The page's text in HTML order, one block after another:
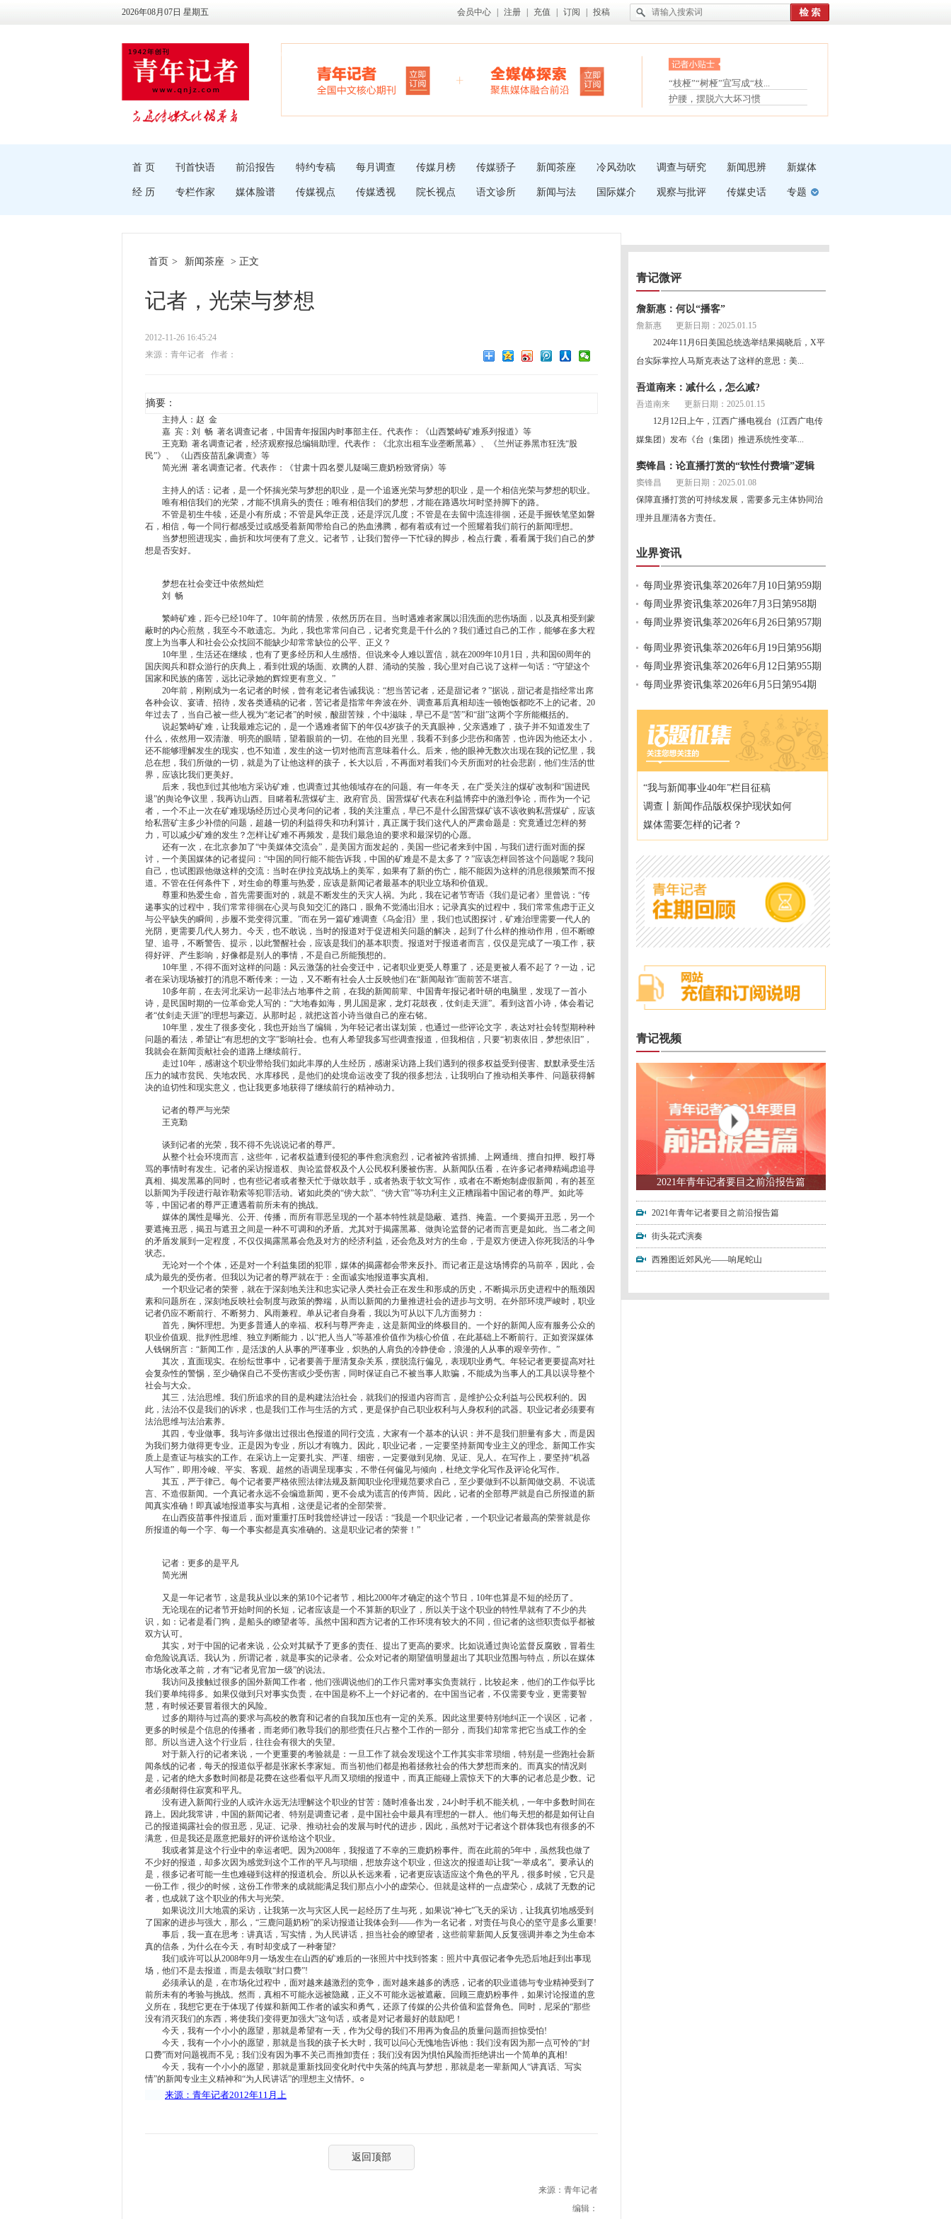
2026年08月07日 星期五 会员中心 注册 充值 订阅 投稿
眼白变红或是结膜下出血
“枝桠”“树桠”宜写成“枝...
夏天缓解疲劳有三招
护腰，摆脱六大坏习惯
受伤了冰敷还是热敷
首 页 刊首快语 前沿报告 特约专稿 每月调查 传媒月榜 传媒骄子 新闻茶座 冷风劲吹 调查与研究 新闻思辨 新媒体
经 历 专栏作家 媒体脸谱 传媒视点 传媒透视 院长视点 语文诊所 新闻与法 国际媒介 观察与批评 传媒史话 专题
首页 > 新闻茶座 > 正文
记者，光荣与梦想
2012-11-26 16:45:24
来源：青年记者
作者：
摘要：
主持人：赵 金
嘉 宾：刘 畅 著名调查记者，中国青年报国内时事部主任。代表作：《山西繁峙矿难系列报道》等
王克勤 著名调查记者，经济观察报总编辑助理。代表作：《北京出租车业垄断黑幕》、《兰州证券黑市狂洗“股
民”》、 《山西疫苗乱象调查》等
简光洲 著名调查记者。代表作：《甘肃十四名婴儿疑喝三鹿奶粉致肾病》等
主持人的话：记者，是一个怀揣光荣与梦想的职业，是一个追逐光荣与梦想的职业，是一个相信光荣与梦想的职业。
唯有相信我们的光荣，才能不惧肩头的责任；唯有相信我们的梦想，才能在路遇坎坷时坚持脚下的路。
不管是初生牛犊，还是小有所成；不管是风华正茂，还是浮沉几度；不管是在去留中流连徘徊，还是手握铁笔坚如磐
石，相信，每一个同行都感受过或感受着新闻带给自己的热血沸腾，都有着或有过一个照耀着我们前行的新闻理想。
当梦想照进现实，曲折和坎坷便有了意义。记者节，让我们暂停一下忙碌的脚步，检点行囊，看看属于我们自己的梦
想是否安好。
梦想在社会变迁中依然灿烂
刘 畅
繁峙矿难，距今已经10年了。10年前的情景，依然历历在目。当时遇难者家属以泪洗面的悲伤场面，以及真相受到蒙
蔽时的内心煎熬，我至今不敢遗忘。为此，我也常常问自己，记者究竟是干什么的？我们通过自己的工作，能够在多大程
度上为当事人和社会公众找回不能缺少却常常缺位的公平、正义？
10年里，生活还在继续，也有了更多经历和人生感悟。但说来令人难以置信，就在2009年10月1日，共和国60周年的
国庆阅兵和群众游行的庆典上，看到壮观的场面、欢腾的人群、涌动的笑脸，我心里对自己说了这样一句话：“守望这个
国家和民族的痛苦，远比记录她的辉煌更有意义。”
20年前，刚刚成为一名记者的时候，曾有老记者告诫我说：“想当苦记者，还是甜记者？”据说，甜记者是指经常出席
各种会议、宴请、招待，发各类通稿的记者，苦记者是指常年奔波在外、调查幕后真相却连一顿饱饭都吃不上的记者。20
年过去了，当自己被一些人视为“老记者”的时候，酸甜苦辣，个中滋味，早已不是“苦”和“甜”这两个字所能概括的。
说起繁峙矿难，让我最难忘记的，是一个遇难者留下的年仅4岁孩子的天真眼神，父亲遇难了，孩子并不知道发生了
什么，依然用一双清澈、明亮的眼睛，望着眼前的一切。在他的目光里，我看不到多少悲伤和痛苦，也许因为他还太小，
还不能够理解发生的现实，也不知道，发生的这一切对他而言意味着什么。后来，他的眼神无数次出现在我的记忆里，我
总在想，我们所做的一切，就是为了让他这样的孩子，长大以后，不再面对着我们今天所面对的社会悲剧，他们生活的世
界，应该比我们更美好。
后来，我也到过其他地方采访矿难，也调查过其他领域存在的问题。有一年冬天，在广受关注的煤矿改制和“国进民
退”的舆论争议里，我再访山西。目睹着私营煤矿主、政府官员、国营煤矿代表在利益博弈中的激烈争论，而作为一个记
者，一个不止一次在矿难现场经历过心灵考问的记者，我的关注重点，早已不是什么国营煤矿该不该收购私营煤矿，应该
给私营矿主多少补偿的问题，超越一切的利益得失和功利算计，真正属于我们这代人的严肃命题是：究竟通过怎样的努
力，可以减少矿难的发生？怎样让矿难不再频发，是我们最急迫的要求和最深切的心愿。
还有一次，在北京参加了“中美媒体交流会”，是美国方面发起的，美国一些记者来到中国，与我们进行面对面的探
讨，一个美国媒体的记者提问：“中国的同行能不能告诉我，中国的矿难是不是太多了？”应该怎样回答这个问题呢？我问
自己，也试图跟他做这样的交流：当时在伊拉克战场上的美军，如果有了新的伤亡，能不能因为这样的消息很频繁而不报
道。不管在任何条件下，对生命的尊重与热爱，应该是新闻记者最基本的职业立场和价值观。
尊重和热爱生命，首先需要面对的，就是不断发生的天灾人祸。为此，我在记者节寄语《我们是记者》里曾说：“传
递事实的过程中，我们常常徘徊在心灵与良知交汇的路口，眼角不觉涌出泪水；记录真实的过程中，我们常常焦虑于正义
与公平缺失的瞬间，步履不觉变得沉重。”而在另一篇矿难调查《乌金泪》里，我们也试图探讨，矿难治理需要一代人的
光阴，更需要几代人努力。今天，也不敢说，当时的报道对于促进相关问题的解决，起到了什么样的推动作用，但不断瞭
望、追寻，不断警告、提示，以此警醒社会，应该是我们的基本职责。报道对于报道者而言，仅仅是完成了一项工作，获
得好评、产生影响，好像都是别人的事情，不是自己所能预想的。
10年里，不得不面对这样的问题：风云激荡的社会变迁中，记者职业更受人尊重了，还是更被人看不起了？一边，记
者在采访现场被打的消息不断传来；一边，又不断有社会人士反映他们在“新闻敲诈”面前苦不堪言。
10多年前，在去河北采访一起非法占地事件之前，在我的新闻前辈、中国青年报记者叶研的电脑里，发现了一首小
诗，是民国时期的一位革命党人写的：“大地春如海，男儿国是家，龙灯花鼓夜，仗剑走天涯”。看到这首小诗，体会着记
者“仗剑走天涯”的理想与豪迈。从那时起，就把这首小诗当做自己的座右铭。
10年里，发生了很多变化，我也开始当了编辑，为年轻记者出谋划策，也通过一些评论文字，表达对社会转型期种种
问题的看法，希望让“有思想的文字”影响社会。也有人希望我多写些调查报道，但我相信，只要“初衷依旧，梦想依旧”，
我就会在新闻贡献社会的道路上继续前行。
走过10年，感谢这个职业带给我们如此丰厚的人生经历，感谢采访路上我们遇到的很多权益受到侵害、默默承受生活
压力的城市贫民、失地农民、水库移民，是他们的处境命运改变了我的很多想法，让我明白了推动相关事件、问题获得解
决的迫切性和现实意义，也让我更多地获得了继续前行的精神动力。
记者的尊严与光荣
王克勤
谈到记者的光荣，我不得不先说说记者的尊严。
从整个社会环境而言，这些年，记者权益遭到侵犯的事件愈演愈烈，记者被跨省抓捕、上网通缉、擅自扣押、殴打辱
骂的事情时有发生。记者的采访报道权、舆论监督权及个人公民权利屡被伤害。从新闻队伍看，在许多记者殚精竭虑追寻
真相、揭发黑幕的同时，也有些记者或者整天忙于做吹鼓手，或者热衷于软文写作，或者在不断炮制虚假新闻，有的甚至
以新闻为手段进行敲诈勒索等犯罪活动。诸如此类的“傍大款”、“傍大官”等功利主义正糟蹋着中国记者的尊严。如此等
等，中国记者的尊严正遭遇着前所未有的挑战。
媒体的属性是曝光、公开、传播，而所有罪恶呈现的一个基本特性就是隐蔽、遮挡、掩盖。一个要揭开丑恶，另一个
要遮掩丑恶，揭丑与遮丑之间是一种不可调和的矛盾。尤其对于揭露黑幕、做舆论监督的记者而言更是如此。当二者之间
的矛盾发展到一定程度，不仅仅揭露黑幕会危及对方的经济利益，还会危及对方的生命，于是双方便进入你死我活的斗争
状态。
无论对一个个体，还是对一个利益集团的犯罪，媒体的揭露都会带来反扑。而记者正是这场博弈的马前卒，因此，会
成为最先的受伤者。但我以为记者的尊严就在于：全面诚实地报道事实真相。
一个职业记者的荣誉，就在于深刻地关注和忠实记录人类社会正在发生和形成的历史，不断揭示历史进程中的瓶颈因
素和问题所在，深刻地反映社会制度与政策的弊端，从而以新闻的力量推进社会的进步与文明。在外部环境严峻时，职业
记者仍应不断前行、不断努力、风雨兼程。单从记者自身看，我以为可从以下几方面努力：
首先，胸怀理想。为更多普通人的幸福、权利与尊严奔走，这是新闻业的终极目的。一个好的新闻人应有服务公众的
职业价值观、批判性思维、独立判断能力，以“把人当人”等基准价值作为核心价值，在此基础上不断前行。正如资深媒体
人钱钢所言：“新闻工作，是活泼的人从事的严谨事业，炽热的人肩负的冷静使命，浪漫的人从事的艰辛劳作。”
其次，直面现实。在纷纭世事中，记者要善于厘清复杂关系，摆脱流行偏见，表现职业勇气。年轻记者更要提高对社
会复杂性的警惕，至少确保自己不受伤害或少受伤害，同时保证自己不被当事人欺骗，不能成为当事人的工具以误导整个
社会与大众。
其三，法治思维。我们所追求的目的是构建法治社会，就我们的报道内容而言，是维护公众利益与公民权利的。因
此，法治不仅是我们的诉求，也是我们工作与生活的方式，更是保护自己职业权利与人身权利的武器。职业记者必须要有
法治思维与法治素养。
其四，专业做事。我与许多做出过很出色报道的同行交流，大家有一个基本的认识：并不是我们胆量有多大，而是因
为我们努力做得更专业。正是因为专业，所以才有魄力。因此，职业记者，一定要坚持新闻专业主义的理念。新闻工作实
质上是查证与核实的工作。在采访上一定要扎实、严谨、细密，一定要做到见物、见证、见人。在写作上，要坚持“机器
人写作”，即用冷峻、平实、客观、超然的语调呈现事实，不带任何偏见与倾向，杜绝文学化写作及评论化写作。
其五，严于律己。每个记者要严格依照法律法规及新闻职业伦理规范要求自己，至少要做到不以新闻做交易、不说谎
言、不造假新闻。一个真记者永远不会编造新闻，更不会成为谎言的传声筒。因此，记者的全部尊严就是自己所报道的新
闻真实准确！即真诚地报道事实与真相，这便是记者的全部荣誉。
在山西疫苗事件报道后，面对重重打压时我曾经讲过一段话：“我是一个职业记者，一个职业记者最高的荣誉就是你
所报道的每一个字、每一个事实都是真实准确的。这是职业记者的荣誉！”
记者：更多的是平凡
简光洲
又是一年记者节，这是我从业以来的第10个记者节，相比2000年才确定的这个节日，10年也算是不短的经历了。
无论现在的记者节开始时间的长短，记者应该是一个不算新的职业了，所以关于这个职业的特性早就有了不少的共
识，如：记者是看门狗，是船头的瞭望者等。虽然中国和西方记者的工作环境有较大的不同，但记者的这些职责似乎都被
双方认可。
其实，对于中国的记者来说，公众对其赋予了更多的责任、提出了更高的要求。比如说通过舆论监督反腐败，冒着生
命危险说真话。我认为，所谓记者，就是事实的记录者。公众对记者的期望值明显超出了其职业范围与特点，所以在媒体
市场化改革之前，才有“记者见官加一级”的说法。
我访问及接触过很多的国外新闻工作者，他们强调说他们的工作只需对事实负责就行，比较起来，他们的工作似乎比
我们要单纯得多。如果仅做到只对事实负责，在中国是称不上一个好记者的。在中国当记者，不仅需要专业，更需要智
慧，有时候还要冒着很大的风险。
过多的期待与过高的要求与高校的教育和记者的自我加压也有一定的关系。因此这里要特别地纠正一个误区，记者，
更多的时候是个信息的传播者，而老师们教导我们的那些责任只占整个工作的一部分，而我们却常常把它当成工作的全
部。所以当进入这个行业后，往往会有很大的失望。
对于新入行的记者来说，一个更重要的考验就是：一旦工作了就会发现这个工作其实非常琐细，特别是一些跑社会新
闻条线的记者，每天的报道似乎都是张家长李家短。而当初他们都是抱着拯救社会的伟大梦想而来的。而真实的情况则
是，记者的绝大多数时间都是花费在这些看似平凡而又琐细的报道中，而真正能碰上震惊天下的大事的记者总是少数。记
者必须耐得住寂寞和平凡。
没有进入新闻行业的人或许永远无法理解这个职业的甘苦：随时准备出发，24小时手机不能关机，一年中多数时间在
路上。因此我常讲，中国的新闻记者、特别是调查记者，是中国社会中最具有理想的一群人。他们每天想的都是如何让自
己的报道揭露社会的假丑恶，见证、记录、推动社会的发展与时代的进步，因此，虽然对于记者这个群体我也有很多的不
满意，但是我还是愿意把最好的评价送给这个职业。
我或者算是这个行业中的幸运者吧。因为2008年，我报道了不幸的三鹿奶粉事件。而在此前的5年中，虽然我也做了
不少好的报道，却多次因为感觉到这个工作的平凡与琐细，想放弃这个职业，但这次的报道却让我“一举成名”。要承认的
是，很多记者可能一生也难碰到这样的报道机会。所以从长远来看，记者更应该适应这个角色的平凡，很多时候，它只是
一份工作，很少的时候，这份工作带来的成就能满足我们那点小小的虚荣心。但就是这样的一点虚荣心，成就了无数的记
者，也成就了这个职业的伟大与光荣。
如果说汶川大地震的采访，让我第一次与灾区人民一起经历了生与死，如果说“神七”飞天的采访，让我真切地感受到
了国家的进步与强大，那么，“三鹿问题奶粉”的采访报道让我体会到——作为一名记者，对责任与良心的坚守是多么重要!
事后，我一直在思考：讲真话，写实情，为人民讲话，担当社会的瞭望者，这些前辈新闻人反复强调并奉之为生命本
真的信条，为什么在今天，有时却变成了一种奢望?
我们或许可以从2008年9月一场发生在山西的矿难后的一张照片中找到答案：照片中真假记者争先恐后地赶到出事现
场，他们不是去报道，而是去领取“封口费”!
必须承认的是，在市场化过程中，面对越来越激烈的竞争，面对越来越多的诱惑，记者的职业道德与专业精神受到了
前所未有的考验与挑战。然而，真相不可能永远被隐藏，正义不可能永远被遮蔽。回顾三鹿奶粉事件，如果讨论报道的意
义所在，我想它更在于体现了传媒和新闻工作者的诚实和勇气，还原了传媒的公共价值和监督角色。同时，尼采的“那些
没有消灭我们的东西，将使我们变得更加强大”这句话，或者是对记者最好的鼓励吧！
今天，我有一个小小的愿望，那就是希望有一天，作为父母的我们不用再为食品的质量问题而担惊受怕!
今天，我有一个小小的愿望，那就是当我的孩子长大时，我可以问心无愧地告诉他：我们没有因为那一点可怜的“封
口费”而对问题视而不见；我们没有因为事不关己而推卸责任；我们没有因为惧怕风险而拒绝讲出一个简单的真相!
今天，我有一个小小的愿望，那就是重新找回变化时代中失落的纯真与梦想，那就是老一辈新闻人“讲真话、写实
情”的新闻专业主义精神和“为人民讲话”的理想主义情怀。○
来源：青年记者2012年11 月上
返回顶部
来源：青年记者
编辑：
青记微评
詹新惠：何以“播客”
詹新惠
更新日期：2025.01.15
2024年11月6日美国总统选举结果揭晓后，X平
台实际掌控人马斯克表达了这样的意思：美...
吾道南来：减什么，怎么减?
吾道南来
更新日期：2025.01.15
12月12日上午，江西广播电视台（江西广电传
媒集团）发布《台（集团）推进系统性变革...
窦锋昌：论直播打赏的“软性付费墙”逻辑
窦锋昌
更新日期：2025.01.08
保障直播打赏的可持续发展，需要多元主体协同治
理并且厘清各方责任。
业界资讯
每周业界资讯集萃2026年7月10日第959期
每周业界资讯集萃2026年7月3日第958期
每周业界资讯集萃2026年6月26日第957期
每周业界资讯集萃2026年6月19日第956期
每周业界资讯集萃2026年6月12日第955期
每周业界资讯集萃2026年6月5日第954期
“我与新闻事业40年”栏目征稿
调查丨新闻作品版权保护现状如何
媒体需要怎样的记者？
青记视频
2021年青年记者要目之前沿报告篇
2021年青年记者要目之前沿报告篇
街头花式演奏
西雅图近郊风光——响尾蛇山